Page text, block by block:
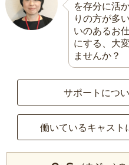
を存分に活
りの方が多
いのあるお
にする、大
ませんか？
サポートにつ
働いているキャスト